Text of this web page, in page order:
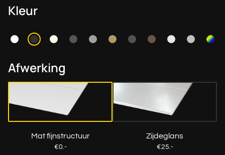
Kleur
Afwerking
Mat fijnstructuur
€0.-
Zijdeglans
€25.-